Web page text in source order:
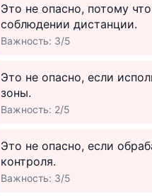
Это не опасно, потому
соблюдении дистанции.
Важность: 3/5
Это не опасно, если
зоны.
Важность: 2/5
Это не опасно, если
контроля.
Важность: 3/5